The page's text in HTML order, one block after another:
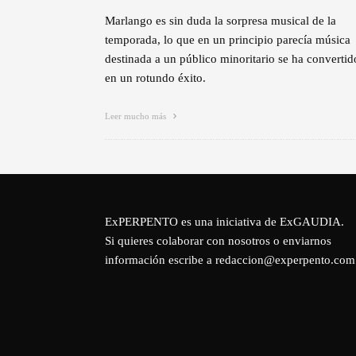
Marlango es sin duda la sorpresa musical de la
temporada, lo que en un principio parecía música
destinada a un público minoritario se ha
en un rotundo éxito.
Leer mucho más
ExPERPENTO es una iniciativa de ExGAUDIA.
Si quieres colaborar con nosotros o enviarnos
información escribe a redaccion@experpento.com